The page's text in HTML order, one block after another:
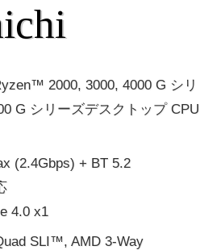
2000, 3000, 4000 G シリ
G シリーズデスクトップ CPU
(2.4Gbps) + BT 5.2
4.0 x1
SLI™, AMD 3-Way